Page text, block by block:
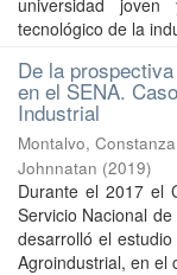
universidad
tecnológico de la
De la
en el SENA.
Industrial
Montalvo, Constanza
Johnnatan (2019)
Durante el 2017 el
Servicio Nacional
desarrolló el
Agroindustrial, en el